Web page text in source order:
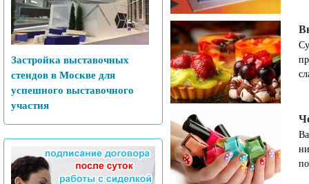
Застройка выставочных
стендов в Москве для
успешного выставочного
участия